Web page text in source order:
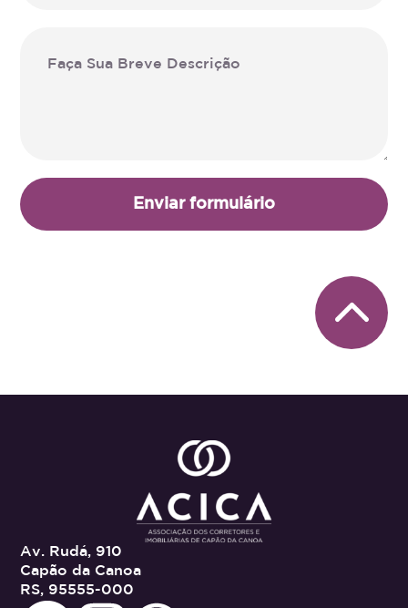
Enviar formulário
Av. Rudá, 910
Capão da Canoa
RS, 95555-000